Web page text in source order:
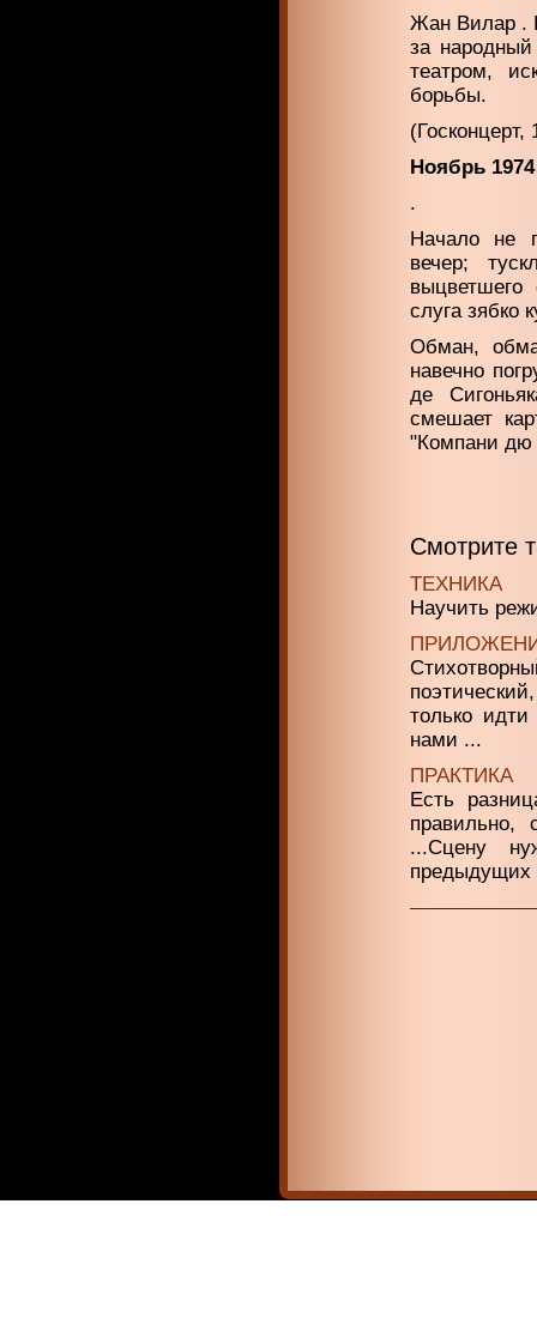
Жан Вилар .
за
театром,
борьбы.
(Госконцерт,
Ноябрь 1974
.
Начало не
вечер;
слуга зябко
Обман,
навечно
де
смешает
"Компани дю
Смотрите
ТЕХНИКА
Научить
только
нами ...
ПРАКТИКА
Есть
...Сцену
предыдущих